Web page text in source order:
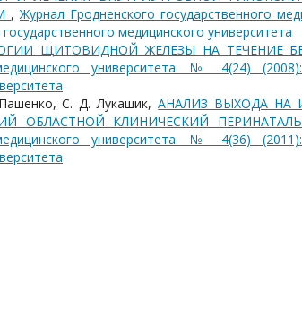
,Журнал Гродненского государственного
медицинского университета
ЩИТОВИДНОЙ ЖЕЛЕЗЫ НА ТЕЧЕНИЕ
университета: № 4(24)
С. Д. Лукашик,АНАЛИЗ ВЫХОДА НА
ОБЛАСТНОЙ КЛИНИЧЕСКИЙ
университета: № 4(36)